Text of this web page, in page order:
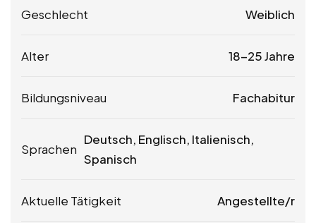
Geschlecht Weiblich
Alter 18-25 Jahre
Bildungsniveau Fachabitur
Sprachen
Deutsch, Englisch, Italienisch,
Spanisch
Aktuelle Tätigkeit Angestellte/r